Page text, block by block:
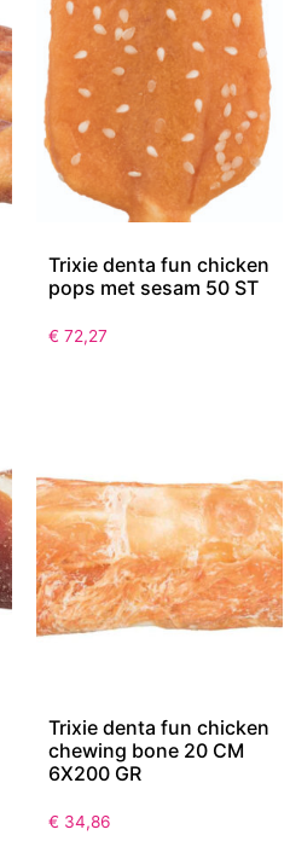
Trixie denta fun chicken
pops met sesam 50 ST
€ 72,27
Trixie denta fun chicken
chewing bone 20 CM
6X200 GR
€ 34,86